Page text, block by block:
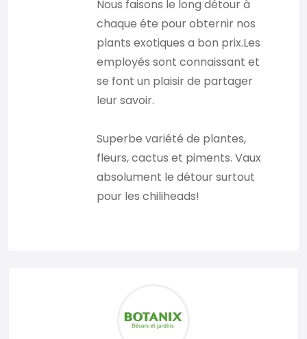
Nous faisons le long détour à
chaque éte pour obternir nos
plants exotiques a bon prix.Les
employés sont connaissant et
se font un plaisir de partager
leur savoir.
Superbe variété de plantes,
fleurs, cactus et piments. Vaux
absolument le détour surtout
pour les chiliheads!